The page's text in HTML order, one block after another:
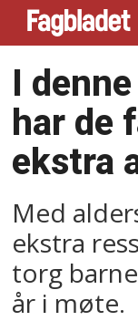
I
har de
ekstra
Med
ekstra
torg
år i møte.